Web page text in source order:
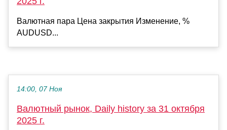
Валютная пара Цена закрытия Изменение, %
AUDUSD...
14:00, 07 Ноя
Валютный рынок, Daily history за 31 октября
2025 г.